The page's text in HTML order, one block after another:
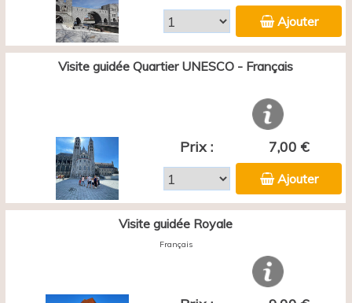
Ajouter
Visite guidée Quartier UNESCO - Français
Prix : 7,00 €
Ajouter
Visite guidée Royale
Français